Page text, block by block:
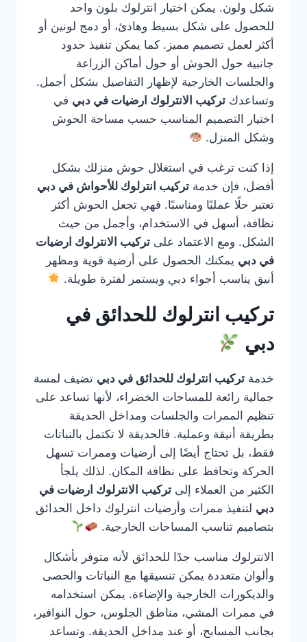
شكل ولون. يمكن اختيار انترلوك بلون واحد
للحصول على شكل بسيط وهادئ، أو دمج لونين أو
أكثر لعمل تصميم مميز. كما يمكن تنفيذ حدود
جانبية حول الحوش أو حول أماكن الزراعة
والجلسات الخارجية لإظهار التفاصيل بشكل أجمل.
وتساعدك تركيب الانترلوك ارضيات في دبي في
اختيار التصميم المناسب حسب مساحة الحوش
وشكل المنزل.
إذا كنت ترغب في استغلال حوش منزلك بشكل
أفضل، فإن خدمة تركيب انترلوك للأحواش في دبي
تعتبر حلًا عمليًا ومناسبًا. فهي تجعل الحوش أكثر
نظافة، أسهل في الاستخدام، وأجمل من حيث
الشكل. ومع الاعتماد على تركيب الانترلوك ارضيات
في دبي يمكنك الحصول على أرضية قوية ومظهر
أنيق يناسب أجواء دبي ويستمر لفترة طويلة.
تركيب انترلوك للحدائق في
دبي
خدمة تركيب انترلوك للحدائق في دبي تضيف لمسة
جمالية رائعة للمساحات الخضراء، لأنها تساعد على
تنظيم الممرات والجلسات ومداخل الحديقة
بطريقة أنيقة وعملية. فالحديقة لا تكتمل بالنباتات
فقط، بل تحتاج أيضًا إلى أرضيات وممرات تسهل
الحركة وتحافظ على نظافة المكان. لذلك يلجأ
الكثير من العملاء إلى تركيب الانترلوك ارضيات في
دبي لتنفيذ ممرات وأرضيات انترلوك داخل الحدائق
بتصاميم تناسب المساحات الخارجية.
الانترلوك مناسب جدًا للحدائق لأنه متوفر بأشكال
وألوان متعددة يمكن تنسيقها مع النباتات والحصى
والديكورات الخارجية والإضاءة. يمكن استخدامه
في ممرات المشي، مناطق الجلوس، حول النوافير،
بجانب المسابح، أو عند مداخل الحديقة. وتساعد